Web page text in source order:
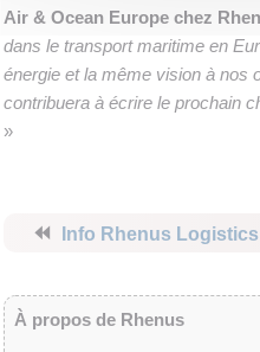
Air & Ocean Europe chez
dans le transport maritime en
énergie et la même vision à nos
contribuera à écrire le prochain
»
⏪ Info Rhenus
À propos de Rhenus